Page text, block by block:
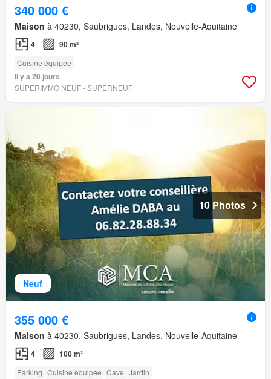
340 000 €
Maison à 40230, Saubrigues, Landes, Nouvelle-Aquitaine
4 90 m²
Cuisine équipée
Il y a 20 jours
SUPERIMMO NEUF - SUPERNEUF
Neuf
10 Photos
355 000 €
Maison à 40230, Saubrigues, Landes, Nouvelle-Aquitaine
4 100 m²
Parking Cuisine équipée Cave Jardin